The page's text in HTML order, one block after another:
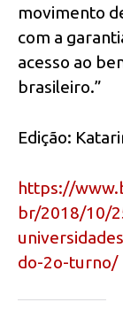
movimento
com a
acesso ao
brasileiro.”
Edição:
https://
br/2018/10/
do-2o-turno/